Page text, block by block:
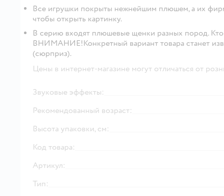
Все игрушки покрыты нежнейшим плюшем, а их
чтобы открыть картинку.
В серию входят плюшевые щенки разных пород.
ВНИМАНИЕ!Конкретный вариант товара станет
(сюрприз).
Цены в интернет-магазине могут отличаться от
Звуковые эффекты:
Рекомендованный возраст:
Высота упаковки, см:
Код товара:
Артикул:
Тип: